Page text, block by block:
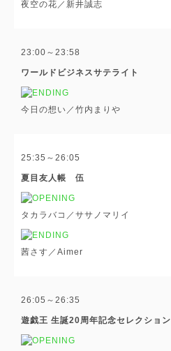
夜空の花／新井誠志
23:00～23:58
ワールドビジネスサテライト
今日の想い／竹内まりや
25:35～26:05
夏目友人帳 伍
タカラバコ／ササノマリイ
茜さす／Aimer
26:05～26:35
遊戯王 生誕20周年記念セレクション